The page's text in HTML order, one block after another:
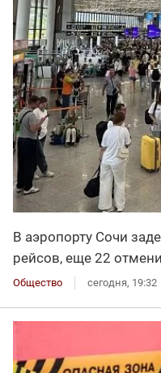
В аэропорту Сочи
рейсов, еще 22
Общество сегодня, 19:32